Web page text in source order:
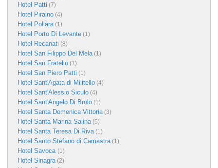
Hotel Patti (7)
Hotel Piraino (4)
Hotel Pollara(1)
Hotel Porto Di Levante (1)
Hotel Recanati (8)
Hotel San Filippo Del Mela(1)
Hotel San Fratello (1)
Hotel San Piero Patti (1)
Hotel Sant'Agata di Militello (4)
Hotel Sant'Alessio Siculo (4)
Hotel Sant'Angelo Di Brolo (1)
Hotel Santa Domenica Vittoria(3)
Hotel Santa Marina Salina(5)
Hotel Santa Teresa Di Riva(1)
Hotel Santo Stefano di Camastra(1)
Hotel Savoca (1)
Hotel Sinagra(2)